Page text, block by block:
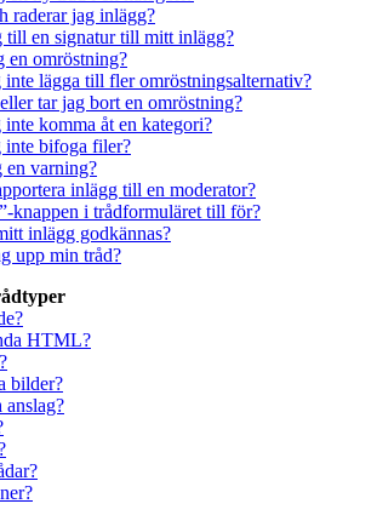
raderar jag inlägg?
till en signatur till mitt inlägg?
en omröstning?
lägga till fler omröstningsalternativ?
tar jag bort en omröstning?
komma åt en kategori?
inte bifoga filer?
varning?
inlägg till en moderator?
knappen i trådformuläret till för?
inlägg godkännas?
upp min tråd?
HTML?
bilder?
anslag?